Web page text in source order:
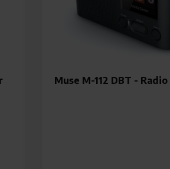
Muse M-112 DBT - Radio